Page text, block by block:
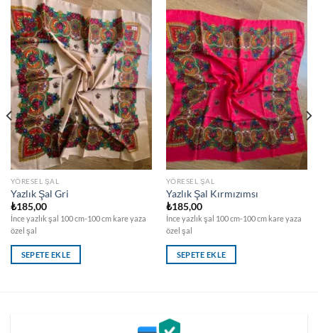
YÖRESEL ŞAL
Yazlık Şal Gri
₺185,00
İnce yazlık şal 100 cm-100 cm kare yaza
özel şal
SEPETE EKLE
YÖRESEL ŞAL
Yazlık Şal Kırmızımsı
₺185,00
İnce yazlık şal 100 cm-100 cm kare yaza
özel şal
SEPETE EKLE